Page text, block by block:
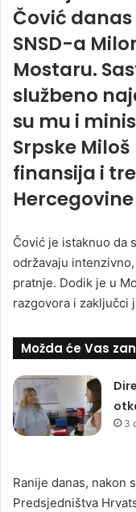
Čović
SNSD-a
Mostaru.
službeno
su mu i
Srpske
finansija i
Čović je istaknuo da
održavaju
pratnje. Dodik je u
razgovora i zaključci
Možda će Vas
3
Ranije danas, nakon
Predsjedništva